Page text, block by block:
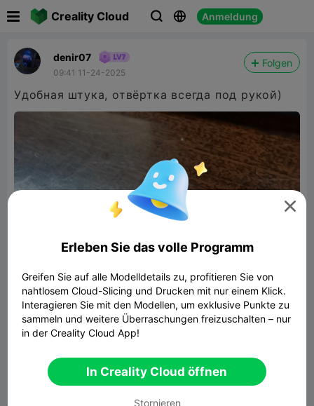
Creality Cloud   Anmeldung
denir07
09:41 11-24-2025
Folgen
Удобная штука, отвёртка всегда под рукой)

Erleben Sie das volle Programm
Greifen Sie auf alle Modelldetails zu, profitieren Sie von
nahtlosem Cloud-Slicing und Drucken mit nur einem Klick.
Interagieren Sie mit den Modellen, um exklusive Punkte zu
sammeln und weitere Überraschungen freizuschalten – nur
in der Creality Cloud App!
In Creality Cloud öffnen
Stornieren